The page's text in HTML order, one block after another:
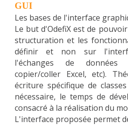
SCIENTIFIC FIELDS
TEAMS
RECRUITMENT
RESEARCH
EXPERIMENTAL PLATFORMS
GEOGRAPHIC LOCATIONS
CURRENT PROJECTS
COMPLETED PROJECTS
GUI
Les bases de l'interface
Le but d'OdefiX est de
structuration et les
définir et non sur
l'échanges de données
copier/coller Excel, etc).
écriture spécifique de
nécessaire, le temps de
consacré à la réalisation du
L'interface proposée permet